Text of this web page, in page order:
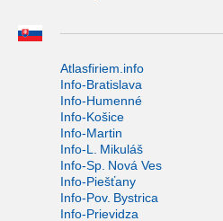
Atlasfiriem.info
Info-Bratislava
Info-Humenné
Info-Košice
Info-Martin
Info-L. Mikuláš
Info-Sp. Nová Ves
Info-Piešťany
Info-Pov. Bystrica
Info-Prievidza